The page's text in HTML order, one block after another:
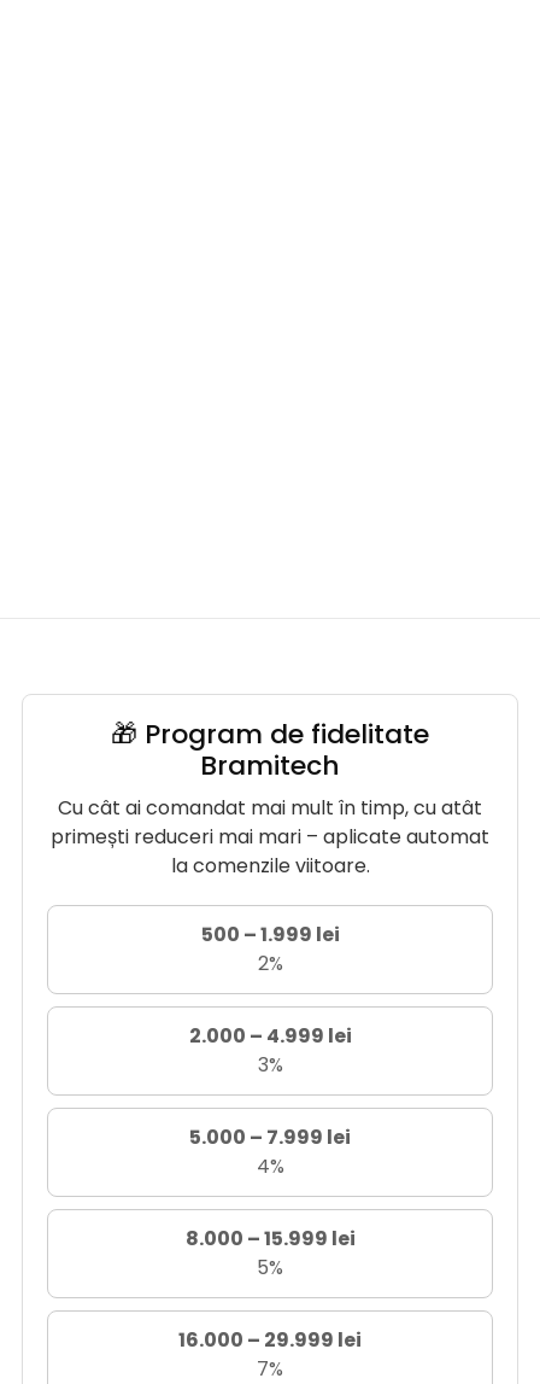
🎁 Program de fidelitate
Bramitech
Cu cât ai comandat mai mult în timp, cu atât
primești reduceri mai mari – aplicate automat
la comenzile viitoare.
500 – 1.999 lei
2%
2.000 – 4.999 lei
3%
5.000 – 7.999 lei
4%
8.000 – 15.999 lei
5%
16.000 – 29.999 lei
7%